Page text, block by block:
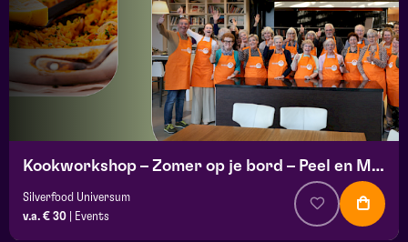
Kookworkshop – Zomer op je bord – Peel en Maas
Silverfood Universum
v.a. € 30
Events